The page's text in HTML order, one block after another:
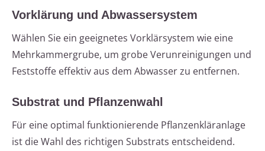
Vorklärung und Abwassersystem
Wählen Sie ein geeignetes Vorklärsystem wie eine
Mehrkammergrube, um grobe Verunreinigungen und
Feststoffe effektiv aus dem Abwasser zu entfernen.
Substrat und Pflanzenwahl
Für eine optimal funktionierende Pflanzenkläranlage
ist die Wahl des richtigen Substrats entscheidend.